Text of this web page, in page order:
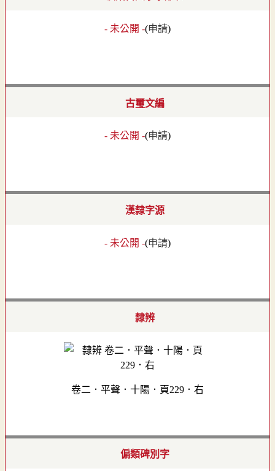
- 未公開 -(申請)
古璽文編
- 未公開 -(申請)
漢隸字源
- 未公開 -(申請)
隸辨
卷二．平聲．十陽．頁229．右
偏類碑別字